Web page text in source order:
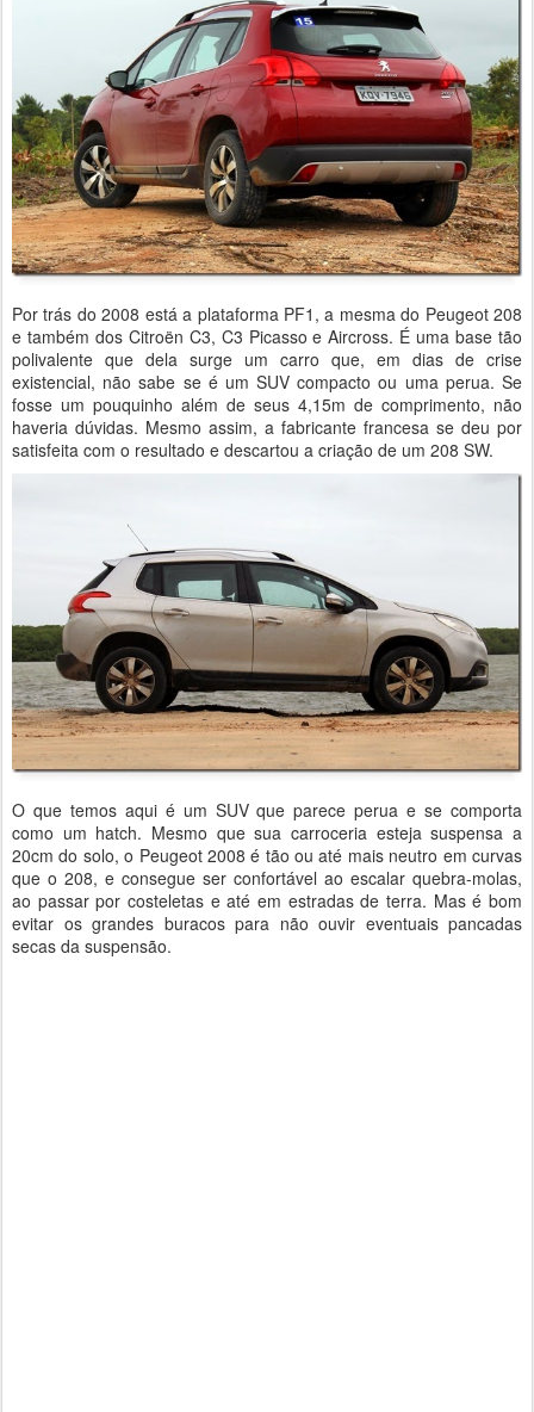
Por trás do 2008 está a plataforma PF1, a mesma do Peugeot 208
e também dos Citroën C3, C3 Picasso e Aircross. É uma base tão
polivalente que dela surge um carro que, em dias de crise
existencial, não sabe se é um SUV compacto ou uma perua. Se
fosse um pouquinho além de seus 4,15m de comprimento, não
haveria dúvidas. Mesmo assim, a fabricante francesa se deu por
satisfeita com o resultado e descartou a criação de um 208 SW.
O que temos aqui é um SUV que parece perua e se comporta
como um hatch. Mesmo que sua carroceria esteja suspensa a
20cm do solo, o Peugeot 2008 é tão ou até mais neutro em curvas
que o 208, e consegue ser confortável ao escalar quebra-molas,
ao passar por costeletas e até em estradas de terra. Mas é bom
evitar os grandes buracos para não ouvir eventuais pancadas
secas da suspensão.